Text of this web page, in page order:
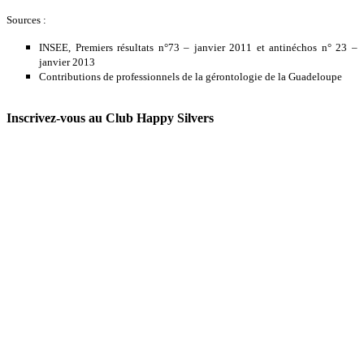
Sources :
INSEE, Premiers résultats n°73 – janvier 2011 et antinéchos n° 23 –
janvier 2013
Contributions de professionnels de la gérontologie de la Guadeloupe
Inscrivez-vous au Club Happy Silvers